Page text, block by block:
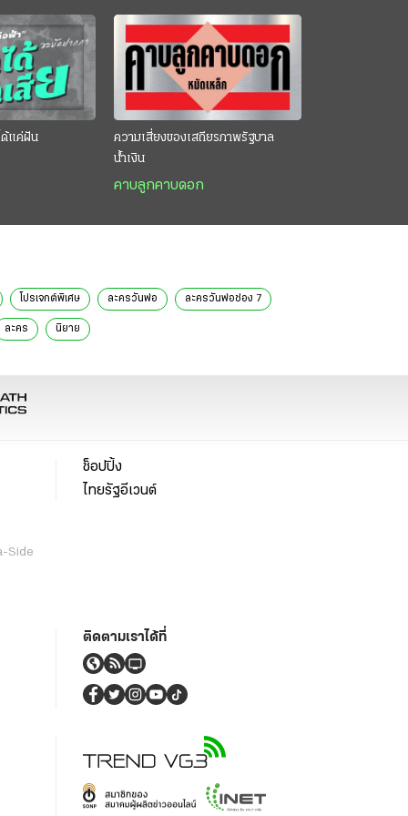
ด้แค่ฝัน
ความเสี่ยงของเสถียรภาพรัฐบาล
น้ำเงิน
คาบลูกคาบดอก
โปรเจกต์พิเศษ ละครวันพ่อ ละครวันพ่อช่อง 7
ละคร นิยาย
Side
ช็อปปิ้ง
ไทยรัฐอีเวนต์
ติดตามเราได้ที่